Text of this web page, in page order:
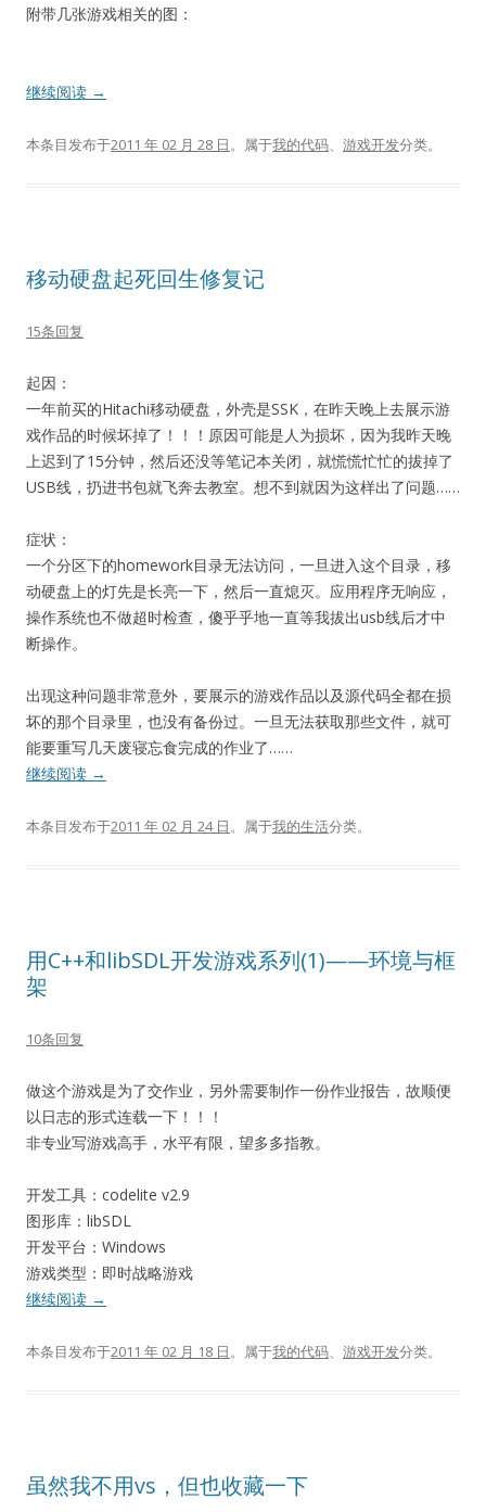
附带几张游戏相关的图：
继续阅读 →
本条目发布于2011 年 02 月 28 日。属于我的代码、 游戏开发分类。
移动硬盘起死回生修复记
15条回复
起因：
一年前买的Hitachi移动硬盘，外壳是SSK，在昨天晚上去展示游
戏作品的时候坏掉了！！！原因可能是人为损坏，因为我昨天晚
上迟到了15分钟，然后还没等笔记本关闭，就慌慌忙忙的拔掉了
USB线，扔进书包就飞奔去教室。想不到就因为这样出了问题……
症状：
一个分区下的homework目录无法访问，一旦进入这个目录，移
动硬盘上的灯先是长亮一下，然后一直熄灭。应用程序无响应，
操作系统也不做超时检查，傻乎乎地一直等我拔出usb线后才中
断操作。
出现这种问题非常意外，要展示的游戏作品以及源代码全都在损
坏的那个目录里，也没有备份过。一旦无法获取那些文件，就可
能要重写几天废寝忘食完成的作业了……
继续阅读 →
本条目发布于2011 年 02 月 24 日。属于我的生活分类。
用C++和libSDL开发游戏系列(1)——环境与框
架
10条回复
做这个游戏是为了交作业，另外需要制作一份作业报告，故顺便
以日志的形式连载一下！！！
非专业写游戏高手，水平有限，望多多指教。
开发工具：codelite v2.9
图形库：libSDL
开发平台：Windows
游戏类型：即时战略游戏
继续阅读 →
本条目发布于2011 年 02 月 18 日。属于我的代码、 游戏开发分类。
虽然我不用vs，但也收藏一下